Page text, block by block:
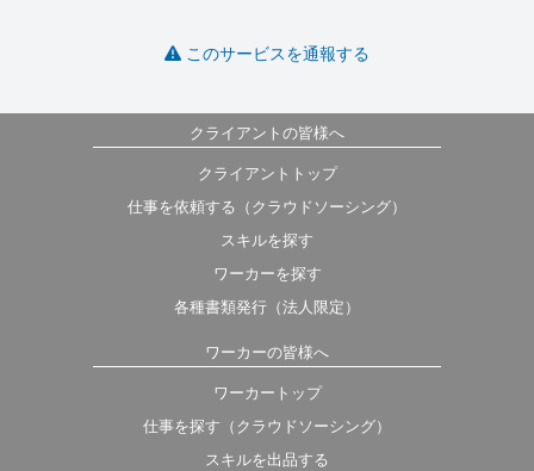
このサービスを通報する
クライアントの皆様へ
クライアントトップ
仕事を依頼する（クラウドソーシング）
スキルを探す
ワーカーを探す
各種書類発行（法人限定）
ワーカーの皆様へ
ワーカートップ
仕事を探す（クラウドソーシング）
スキルを出品する